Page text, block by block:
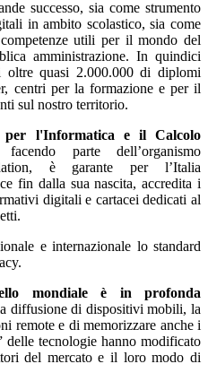
successo, sia come strumento
in ambito scolastico, sia come
utili per il mondo del
amministrazione. In quindici
oltre quasi 2.000.000 di diplomi
centri per la formazione e per il
sul nostro territorio.
per l'Informatica e il Calcolo
parte dell’organismo
è garante per l’Italia
fin dalla sua nascita, accredita i
digitali e cartacei dedicati al
e internazionale lo standard
mondiale è in profonda
diffusione di dispositivi mobili, la
remote e di memorizzare anche i
delle tecnologie hanno modificato
del mercato e il loro modo di